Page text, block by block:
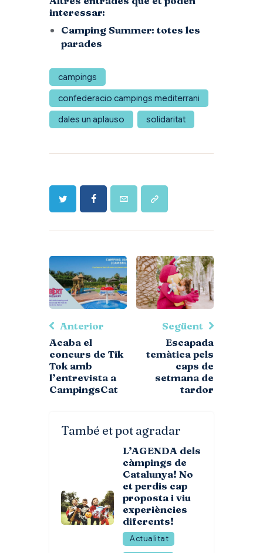
interessar:
Camping Summer: totes les
parades
campings
confederacio campings mediterrani
dales un aplauso
solidaritat
Anterior
Acaba el
concurs de Tik
Tok amb
l’entrevista a
CampingsCat
Següent
Escapada
temàtica pels
caps de
setmana de
tardor
També et pot agradar
L’AGENDA dels
càmpings de
Catalunya! No
et perdis cap
proposta i viu
experiències
diferents!
Actualitat